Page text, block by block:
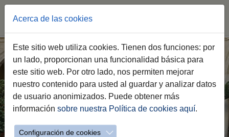
Saltar
al
contenido
principal
Acerca de las cookies
Este sitio web utiliza cookies. Tienen dos funciones: por
un lado, proporcionan una funcionalidad básica para
este sitio web. Por otro lado, nos permiten mejorar
nuestro contenido para usted al guardar y analizar datos
de usuario anonimizados. Puede obtener más
información sobre nuestra Política de cookies aquí.
Configuración de cookies